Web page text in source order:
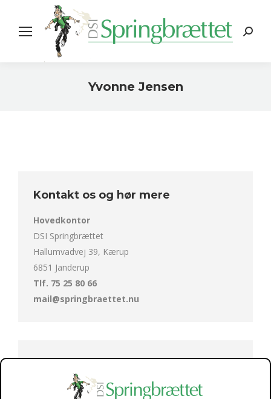
Search:
Yvonne Jensen
Kontakt os og hør mere
Hovedkontor
DSI Springbrættet
Hallumvadvej 39, Kærup
6851 Janderup
Tlf. 75 25 80 66
mail@springbraettet.nu
Læs mere om vores behandlingscentre her